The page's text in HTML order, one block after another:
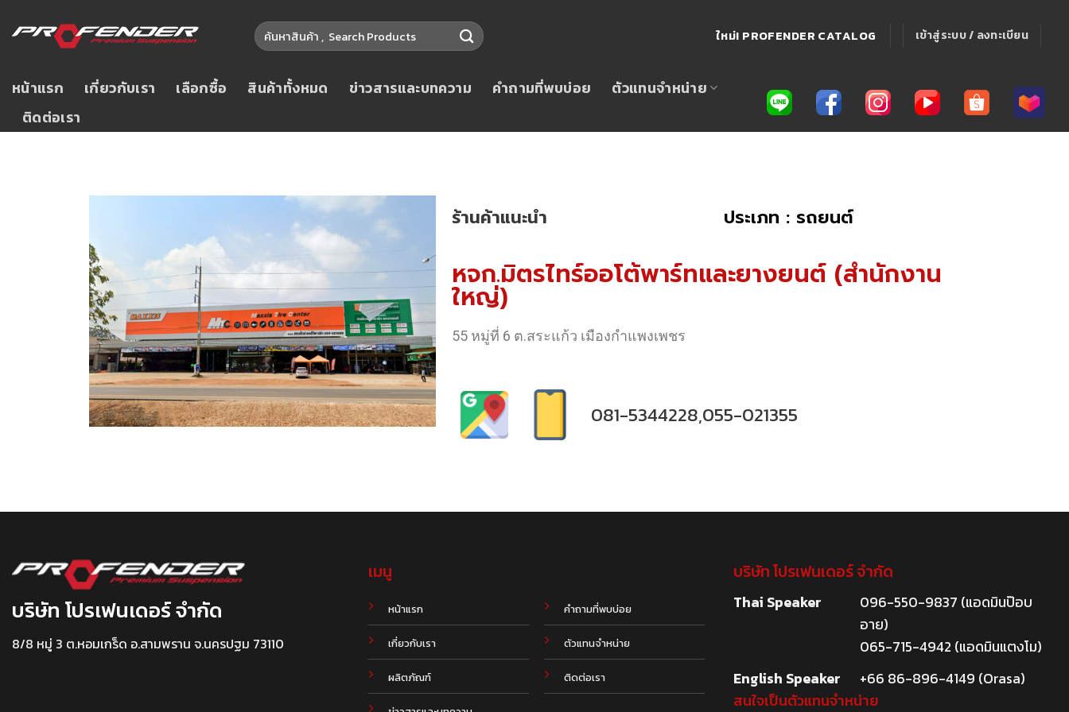
ใหม่! PROFENDER CATALOG เข้าสู่ระบบ / ลงทะเบียน
หน้าแรก เกี่ยวกับเรา เลือกซื้อ สินค้าทั้งหมด ข่าวสารและบทความ คำถามที่พบบ่อย
ตัวแทนจำหน่าย
ติดต่อเรา
ร้านค้าแนะนำ ประเภท : รถยนต์
หจก.มิตรไทร์ออโต้พาร์ทและยางยนต์ (สำนักงาน
ใหญ่)
55 หมู่ที่ 6 ต.สระแก้ว เมืองกำแพงเพชร
081-5344228,055-021355
บริษัท โปรเฟนเดอร์ จำกัด
8/8 หมู่ 3 ต.หอมเกร็ด อ.สามพราน จ.นครปฐม 73110
เมนู
หน้าแรก
เกี่ยวกับเรา
ผลิตภัณฑ์
คำถามที่พบบ่อย
ตัวแทนจำหน่าย
ติดต่อเรา
บริษัท โปรเฟนเดอร์ จำกัด
Thai Speaker
096-550-9837 (แอดมินป๊อบ
อาย)
065-715-4942 (แอดมินแตงโม)
English Speaker
+66 86-896-4149 (Orasa)
สนใจเป็นตัวแทนจำหน่าย